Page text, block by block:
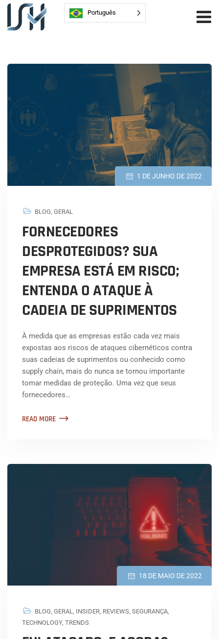
Português
1 DE JUNHO DE 2022
BLOG GERAL
FORNECEDORES
DESPROTEGIDOS? SUA
EMPRESA ESTÁ EM RISCO;
ENTENDA O ATAQUE À
CADEIA DE SUPRIMENTOS
À medida que as empresas estão cada vez mais
expostas aos riscos de ataques cibernéticos contra
suas cadeias de suprimentos ou conhecido como
supply chain, mais do nunca se tornou importante
tomar medidas de proteção. Uma vez que seus
fornecedores…
READ MORE
18 DE MAIO DE 2022
BLOG, GERAL, INSIDER, REVIEWS, SEGURANÇA,
TECHNOLOGY, TRENDS